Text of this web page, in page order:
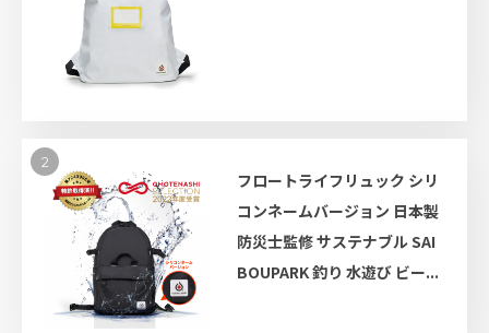
フロートライフリュック シリ
コンネームバージョン 日本製
防災士監修 サステナブル SAI
BOUPARK 釣り 水遊び ビー...
2